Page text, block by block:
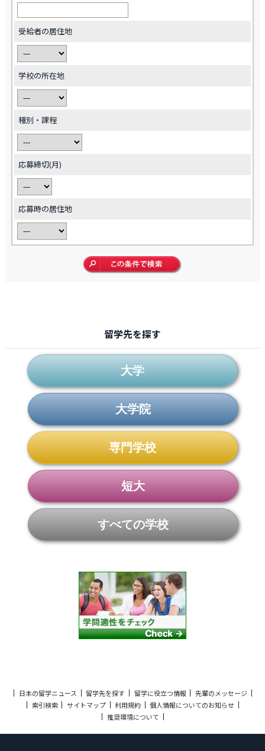
受給者の居住地
学校の所在地
種別・課程
応募締切(月)
応募時の居住地
留学先を探す
大学
大学院
専門学校
短大
すべての学校
日本の留学ニュース 留学先を探す 留学に役立つ情報
先輩のメッセージ
索引検索
サイトマップ 利用規約
個人情報についてのお知らせ
推奨環境について